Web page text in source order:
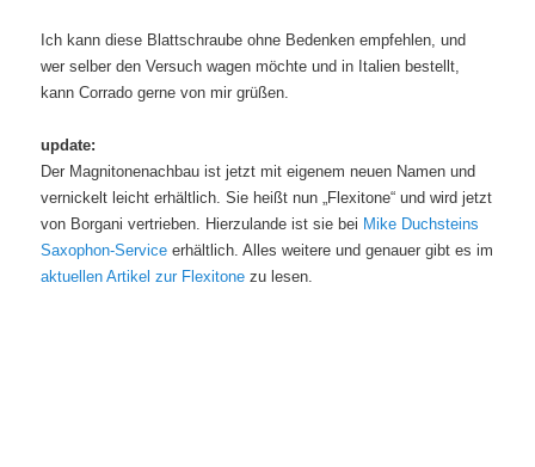
Ich kann diese Blattschraube ohne Bedenken empfehlen, und
wer selber den Versuch wagen möchte und in Italien bestellt,
kann Corrado gerne von mir grüßen.
update:
Der Magnitonenachbau ist jetzt mit eigenem neuen Namen und
vernickelt leicht erhältlich. Sie heißt nun „Flexitone“ und wird jetzt
von Borgani vertrieben. Hierzulande ist sie bei Mike Duchsteins
Saxophon-Service erhältlich. Alles weitere und genauer gibt es im
aktuellen Artikel zur Flexitone zu lesen.